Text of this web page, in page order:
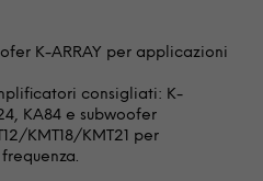
K-ARRAY per applicazioni
consigliati: K-
KA84 e subwoofer
KMT18/KMT21 per